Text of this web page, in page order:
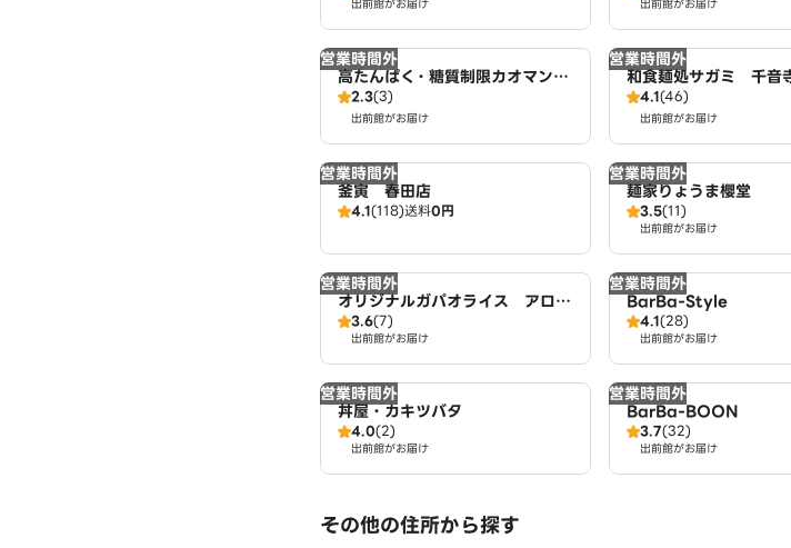
出前館がお届け 出前館がお届け
営業時間外
高たんぱく・糖質制限カオマンガ
イ 東京鶏飯食堂 名古屋店
2.3(3)
出前館がお届け
営業時間外
和食麺処サガミ 千音
4.1(46)
出前館がお届け
営業時間外
釜寅 春田店
4.1(118)送料0円
営業時間外
麺家りょうま櫻堂
3.5(11)
出前館がお届け
営業時間外
オリジナルガパオライス アロ
イ・ガパオ 名古屋店
3.6(7)
出前館がお届け
営業時間外
BarBa-Style
4.1(28)
出前館がお届け
営業時間外
丼屋・カキツバタ
4.0(2)
出前館がお届け
営業時間外
BarBa-BOON
3.7(32)
出前館がお届け
その他の住所から探す